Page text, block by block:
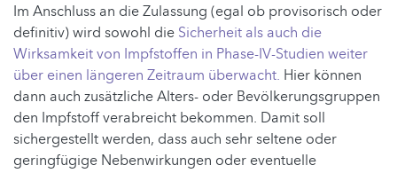
Im Anschluss an die Zulassung (egal ob provisorisch oder
definitiv) wird sowohl die Sicherheit als auch die
Wirksamkeit von Impfstoffen in Phase-IV-Studien weiter
über einen längeren Zeitraum überwacht. Hier können
dann auch zusätzliche Alters- oder Bevölkerungsgruppen
den Impfstoff verabreicht bekommen. Damit soll
sichergestellt werden, dass auch sehr seltene oder
geringfügige Nebenwirkungen oder eventuelle